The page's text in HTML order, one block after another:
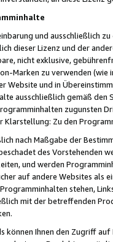
und ausschließlich
dieser Lizenz und der
nicht exklusive,
Marken zu verwenden
Website und in
ausschließlich gemäß
zugunsten
Klarstellung: Zu den
nach Maßgabe der
des Vorstehenden
und werden
auf andere Websites als
stehen,
mit der betreffenden
können Ihnen den Zugriff